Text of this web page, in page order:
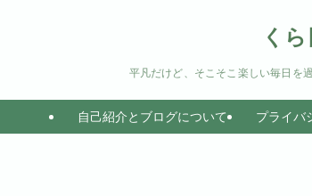
く
平凡だけど、そこそこ楽しい毎日を
自己紹介とブログについて プライバ